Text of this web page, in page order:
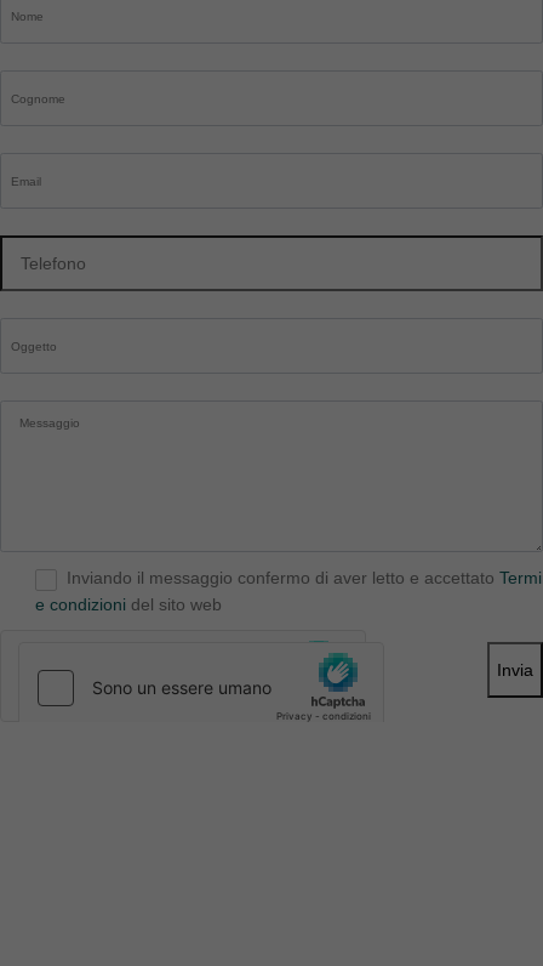
Inviando il messaggio confermo di aver letto e accettato
e condizioni del sito web
Invia